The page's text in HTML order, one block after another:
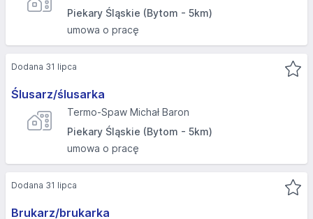
Piekary Śląskie (Bytom - 5km)
umowa o pracę
Ślusarz/ślusarka
Termo-Spaw Michał Baron
Piekary Śląskie (Bytom - 5km)
umowa o pracę
Dodana 31 lipca
Brukarz/brukarka
Dodana 31 lipca